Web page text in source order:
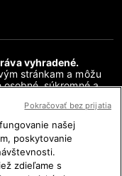
vyhradené.
stránkam a môžu
súkromné a
distribúcia
alebo čiastočne, na
spôsobom, bez
je prísne
prostredníctvom
Fakty sa poskytuje v
našej
poskytovanie
zdieľame s
Pokračovať bez prijatia